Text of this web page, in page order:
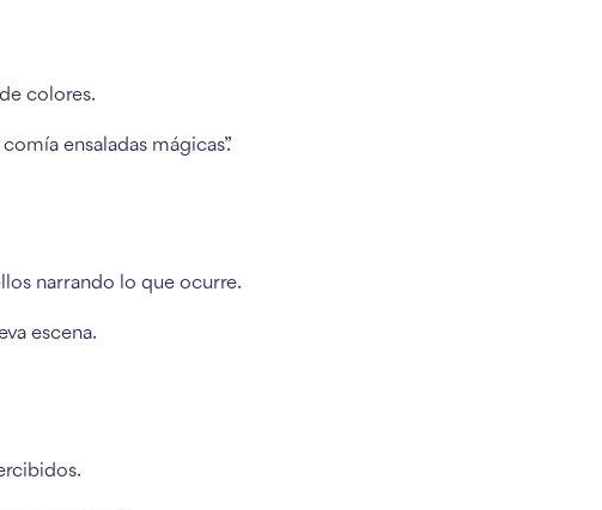
colores.
ensaladas mágicas”.
narrando lo que ocurre.
escena.